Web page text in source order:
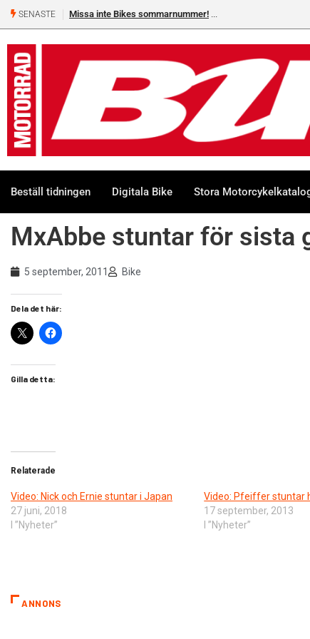
SENASTE Missa inte Bikes sommarnummer!
Beställ tidningen Digitala Bike Stora
MxAbbe stuntar för sista
5 september, 2011 Bike
Dela det här:
Gilla detta:
Relaterade
Video: Nick och Ernie stuntar i Japan
27 juni, 2018
I ”Nyheter”
Video: Pfeiffer stuntar
17 september, 2013
I ”Nyheter”
ANNONS